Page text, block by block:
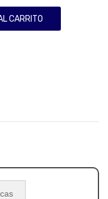
CARRITO